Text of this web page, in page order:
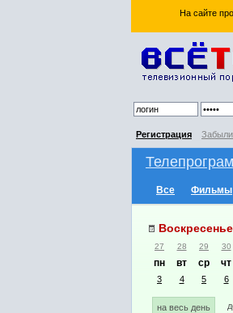
На сайте
Регистрация
Все Фильмы
27 28 29 30
пн вт ср чт
3 4 5 6
на весь день